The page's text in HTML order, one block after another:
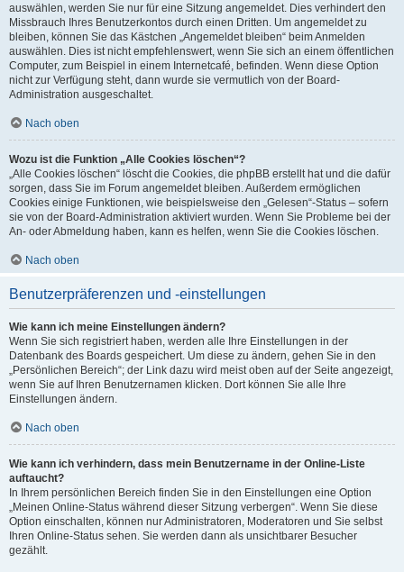
auswählen, werden Sie nur für eine Sitzung angemeldet. Dies verhindert den
Missbrauch Ihres Benutzerkontos durch einen Dritten. Um angemeldet zu
bleiben, können Sie das Kästchen „Angemeldet bleiben“ beim Anmelden
auswählen. Dies ist nicht empfehlenswert, wenn Sie sich an einem öffentlichen
Computer, zum Beispiel in einem Internetcafé, befinden. Wenn diese Option
nicht zur Verfügung steht, dann wurde sie vermutlich von der Board-
Administration ausgeschaltet.
Nach oben
Wozu ist die Funktion „Alle Cookies löschen“?
„Alle Cookies löschen“ löscht die Cookies, die phpBB erstellt hat und die dafür
sorgen, dass Sie im Forum angemeldet bleiben. Außerdem ermöglichen
Cookies einige Funktionen, wie beispielsweise den „Gelesen“-Status – sofern
sie von der Board-Administration aktiviert wurden. Wenn Sie Probleme bei der
An- oder Abmeldung haben, kann es helfen, wenn Sie die Cookies löschen.
Nach oben
Benutzerpräferenzen und -einstellungen
Wie kann ich meine Einstellungen ändern?
Wenn Sie sich registriert haben, werden alle Ihre Einstellungen in der
Datenbank des Boards gespeichert. Um diese zu ändern, gehen Sie in den
„Persönlichen Bereich“; der Link dazu wird meist oben auf der Seite angezeigt,
wenn Sie auf Ihren Benutzernamen klicken. Dort können Sie alle Ihre
Einstellungen ändern.
Nach oben
Wie kann ich verhindern, dass mein Benutzername in der Online-Liste
auftaucht?
In Ihrem persönlichen Bereich finden Sie in den Einstellungen eine Option
„Meinen Online-Status während dieser Sitzung verbergen“. Wenn Sie diese
Option einschalten, können nur Administratoren, Moderatoren und Sie selbst
Ihren Online-Status sehen. Sie werden dann als unsichtbarer Besucher
gezählt.